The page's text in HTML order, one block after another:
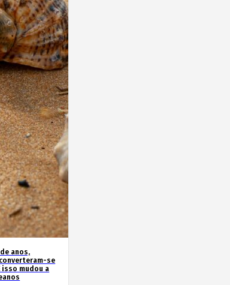
anos,
se
isso mudou a